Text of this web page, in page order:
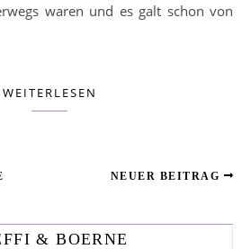
waren und es galt schon von
WEITERLESEN
NEUER BEITRAG
& BOERNE